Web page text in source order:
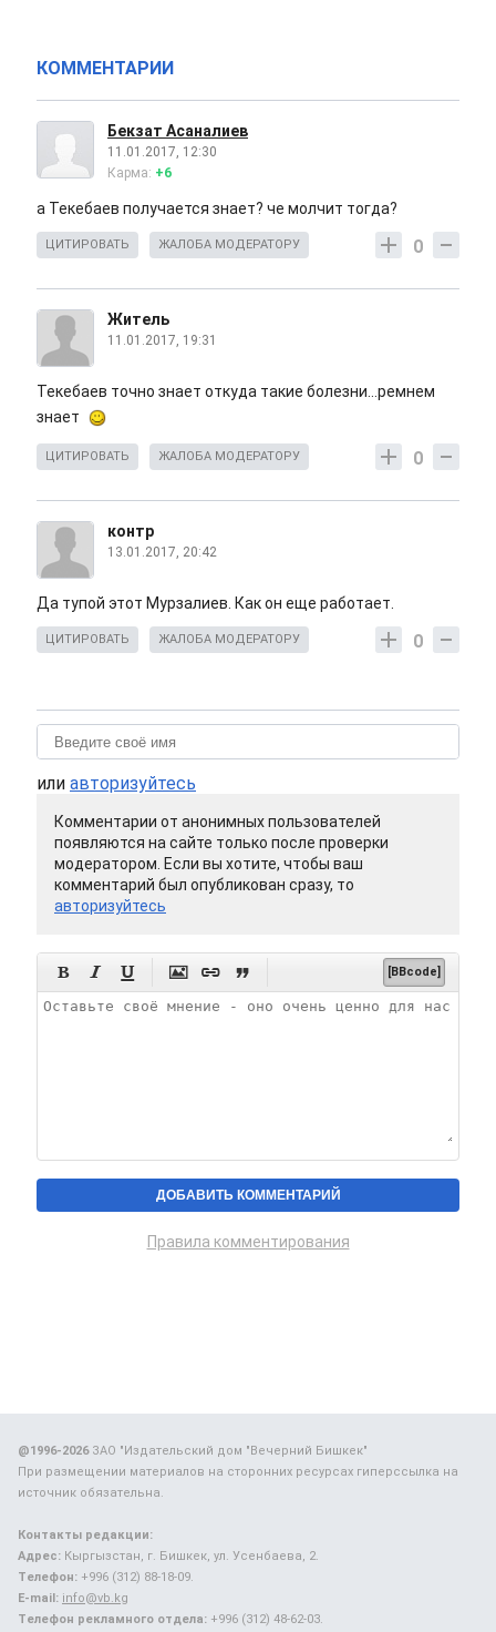
КОММЕНТАРИИ
Бекзат Асаналиев
11.01.2017, 12:30
Карма: +6
а Текебаев получается знает? че молчит тогда?
0
ЦИТИРОВАТЬ ЖАЛОБА МОДЕРАТОРУ
Житель
11.01.2017, 19:31
Текебаев точно знает откуда такие болезни...ремнем
знает
0
ЦИТИРОВАТЬ ЖАЛОБА МОДЕРАТОРУ
контр
13.01.2017, 20:42
Да тупой этот Мурзалиев. Как он еще работает.
0
ЦИТИРОВАТЬ ЖАЛОБА МОДЕРАТОРУ
или авторизуйтесь
Комментарии от анонимных пользователей
появляются на сайте только после проверки
модератором. Если вы хотите, чтобы ваш
комментарий был опубликован сразу, то
авторизуйтесь
      [BBcode]
Правила комментирования
@1996-2026ЗАО "Издательский дом "Вечерний Бишкек"
При размещении материалов на сторонних ресурсах гиперссылка на
источник обязательна.
Контакты редакции:
Адрес: Кыргызстан, г. Бишкек, ул. Усенбаева, 2.
Телефон: +996 (312) 88-18-09.
E-mail: info@vb.kg
Телефон рекламного отдела: +996 (312) 48-62-03.